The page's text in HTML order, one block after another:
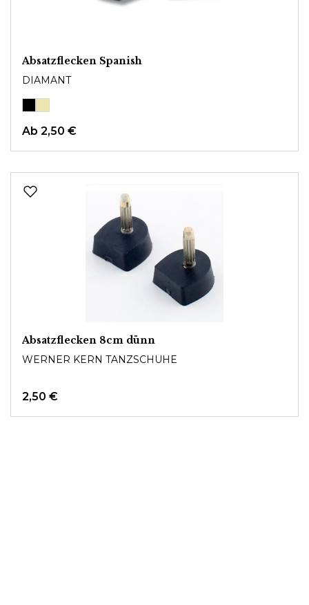
Absatzflecken Spanish
DIAMANT
Ab 2,50 €
Absatzflecken 8cm dünn
WERNER KERN TANZSCHUHE
2,50 €